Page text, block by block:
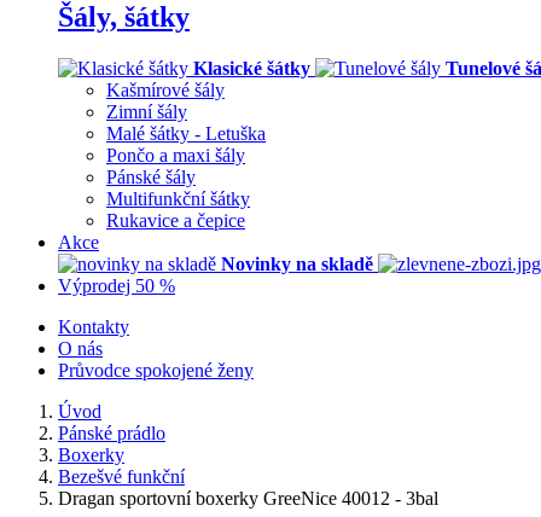
Šály, šátky
Klasické šátky
Tunelové
Kašmírové šály
Zimní šály
Malé šátky - Letuška
Pončo a maxi šály
Pánské šály
Multifunkční šátky
Rukavice a čepice
Akce
Novinky na skladě
Výprodej 50 %
Kontakty
O nás
Průvodce spokojené ženy
Úvod
Pánské prádlo
Boxerky
Bezešvé funkční
Dragan sportovní boxerky GreeNice 40012 - 3bal